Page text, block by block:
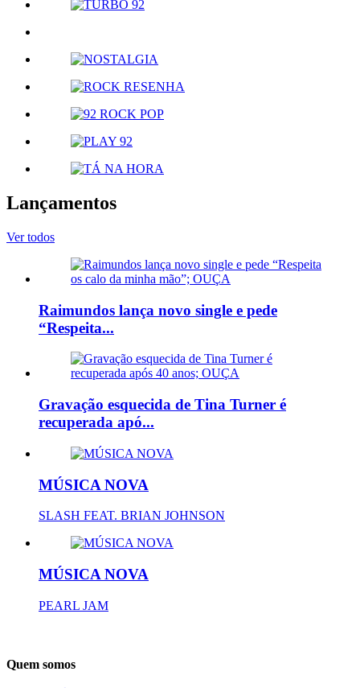
Lançamentos
Ver todos
Raimundos lança novo single e pede
“Respeita...
Gravação esquecida de Tina Turner é
recuperada apó...
MÚSICA NOVA
SLASH FEAT. BRIAN JOHNSON
MÚSICA NOVA
PEARL JAM
Quem somos